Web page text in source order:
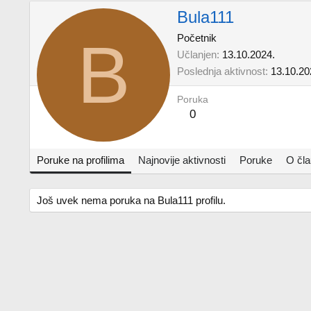
B
Bula111
Početnik
Učlanjen 13.10.2024.
Poslednja aktivnost
Poruka
0
Poruke na profilima Najnovije aktivnosti Poruke O
Još uvek nema poruka na Bula111 profilu.